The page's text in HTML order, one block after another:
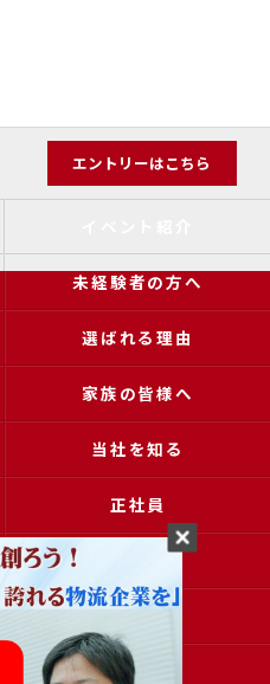
エントリーはこちら
未経験者の方へ
選ばれる理由
家族の皆様へ
当社を知る
正社員
アクセス
コラム